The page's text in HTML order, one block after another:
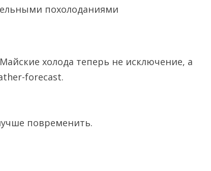
похолоданиями
холода теперь не исключение, а
forecast.
повременить.